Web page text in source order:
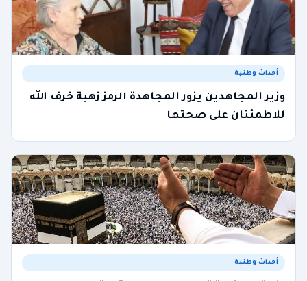
أحداث وطنية
وزير المجاهدين يزور المجاهدة الرمز زهية خرف الله
للاطمئنان على صحتها
أحداث وطنية